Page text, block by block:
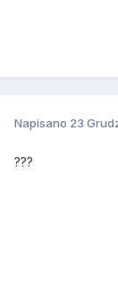
Napisano 23
???